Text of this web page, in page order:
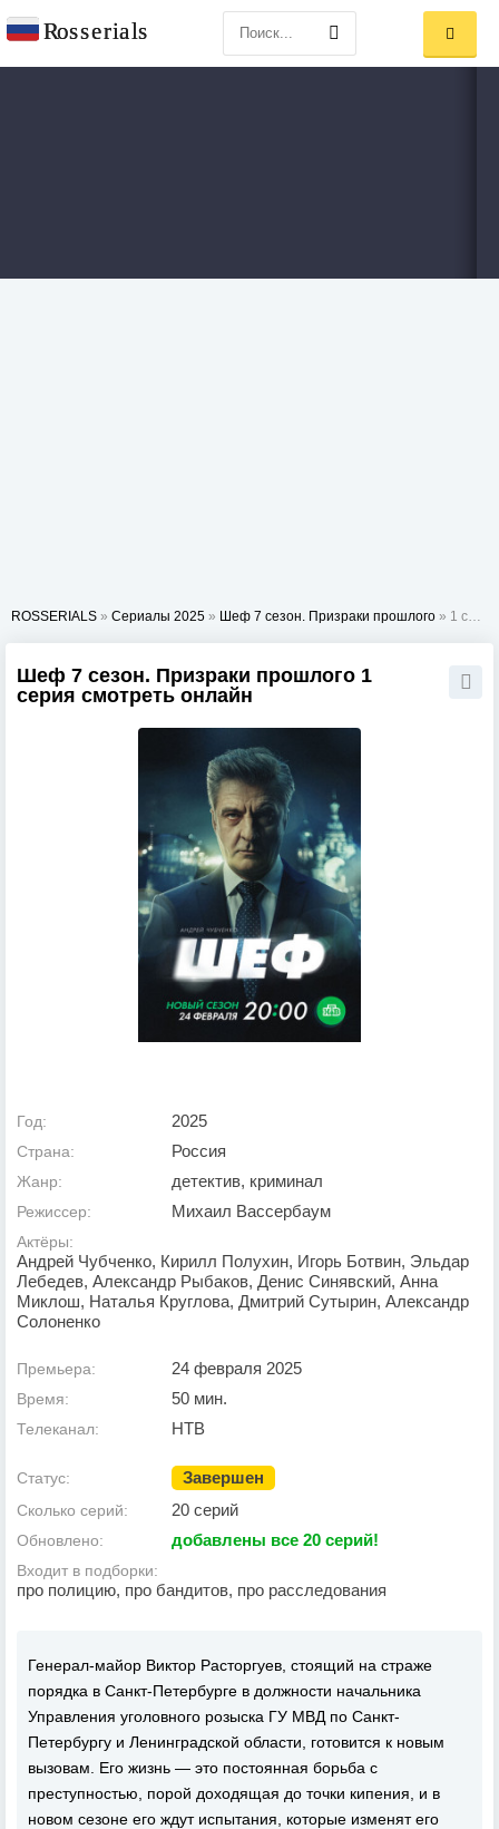
ROSSERIALS » Сериалы 2025 » Шеф 7 сезон. Призраки прошлого » 1 серия
Шеф 7 сезон. Призраки прошлого 1
серия смотреть онлайн
Год: 2025
Страна: Россия
Жанр: детектив, криминал
Режиссер: Михаил Вассербаум
Актёры:
Андрей Чубченко, Кирилл Полухин, Игорь Ботвин, Эльдар
Лебедев, Александр Рыбаков, Денис Синявский, Анна
Миклош, Наталья Круглова, Дмитрий Сутырин, Александр
Солоненко
Премьера: 24 февраля 2025
Время: 50 мин.
Телеканал: НТВ
Статус: Завершен
Сколько серий: 20 серий
Обновлено: добавлены все 20 серий!
Входит в подборки:
про полицию, про бандитов, про расследования
Генерал-майор Виктор Расторгуев, стоящий на страже
порядка в Санкт-Петербурге в должности начальника
Управления уголовного розыска ГУ МВД по Санкт-
Петербургу и Ленинградской области, готовится к новым
вызовам. Его жизнь — это постоянная борьба с
преступностью, порой доходящая до точки кипения, и в
новом сезоне его ждут испытания, которые изменят его